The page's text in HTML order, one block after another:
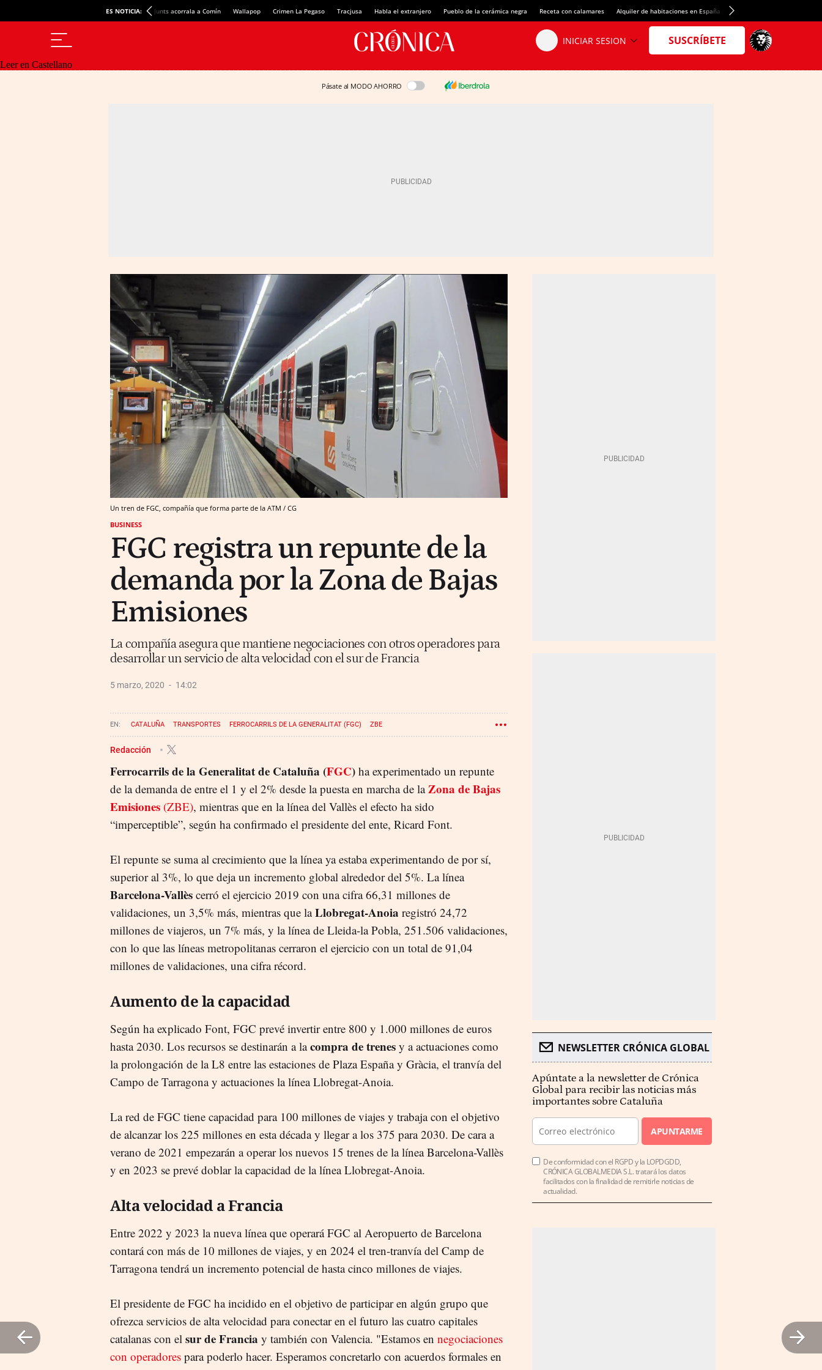
ES NOTICIA: Junts acorrala a Comín Wallapop Crimen La Pegaso Tracjusa Habla el extranjero Pueblo de la cerámica negra Receta con calamares Alquiler de habitaciones en España Crédito del Spotify Camp Nou
Leer en Castellano
Pásate al MODO AHORRO
Un tren de FGC, compañía que forma parte de la ATM / CG
BUSINESS
FGC registra un repunte de la
demanda por la Zona de Bajas
Emisiones
La compañía asegura que mantiene negociaciones con otros operadores para
desarrollar un servicio de alta velocidad con el sur de Francia
5 marzo, 2020 14:02
CATALUÑA TRANSPORTES FERROCARRILS DE LA GENERALITAT (FGC) ZBE
Redacción
Ferrocarrils de la Generalitat de Cataluña (FGC) ha experimentado un repunte
de la demanda de entre el 1 y el 2% desde la puesta en marcha de laZona de Bajas
Emisiones (ZBE), mientras que en la línea del Vallès el efecto ha sido
“imperceptible”, según ha confirmado el presidente del ente, Ricard Font.
El repunte se suma al crecimiento que la línea ya estaba experimentando de por sí,
superior al 3%, lo que deja un incremento global alrededor del 5%. La línea
Barcelona-Vallès cerró el ejercicio 2019 con una cifra 66,31 millones de
validaciones, un 3,5% más, mientras que laLlobregat-Anoia registró 24,72
millones de viajeros, un 7% más, y la línea de Lleida-la Pobla, 251.506 validaciones,
con lo que las líneas metropolitanas cerraron el ejercicio con un total de 91,04
millones de validaciones, una cifra récord.
Aumento de la capacidad
Según ha explicado Font, FGC prevé invertir entre 800 y 1.000 millones de euros
hasta 2030. Los recursos se destinarán a lacompra de trenes y a actuaciones como
la prolongación de la L8 entre las estaciones de Plaza España y Gràcia, el tranvía del
Campo de Tarragona y actuaciones la línea Llobregat-Anoia.
La red de FGC tiene capacidad para 100 millones de viajes y trabaja con el objetivo
de alcanzar los 225 millones en esta década y llegar a los 375 para 2030. De cara a
verano de 2021 empezarán a operar los nuevos 15 trenes de la línea Barcelona-Vallès
y en 2023 se prevé doblar la capacidad de la línea Llobregat-Anoia.
Alta velocidad a Francia
Entre 2022 y 2023 la nueva línea que operará FGC al Aeropuerto de Barcelona
contará con más de 10 millones de viajes, y en 2024 el tren-tranvía del Camp de
Tarragona tendrá un incremento potencial de hasta cinco millones de viajes.
El presidente de FGC ha incidido en el objetivo de participar en algún grupo que
ofrezca servicios de alta velocidad para conectar en el futuro las cuatro capitales
catalanas con el sur de Francia y también con Valencia. "Estamos en negociaciones
con operadores para poderlo hacer. Esperamos concretarlo con acuerdos formales en
NEWSLETTER CRÓNICA GLOBAL
Apúntate a la newsletter de Crónica
Global para recibir las noticias más
importantes sobre Cataluña
APUNTARME
De conformidad con el RGPD y la LOPDGDD,
CRÓNICA GLOBALMEDIA S.L. tratará los datos
facilitados con la finalidad de remitirle noticias de
actualidad.